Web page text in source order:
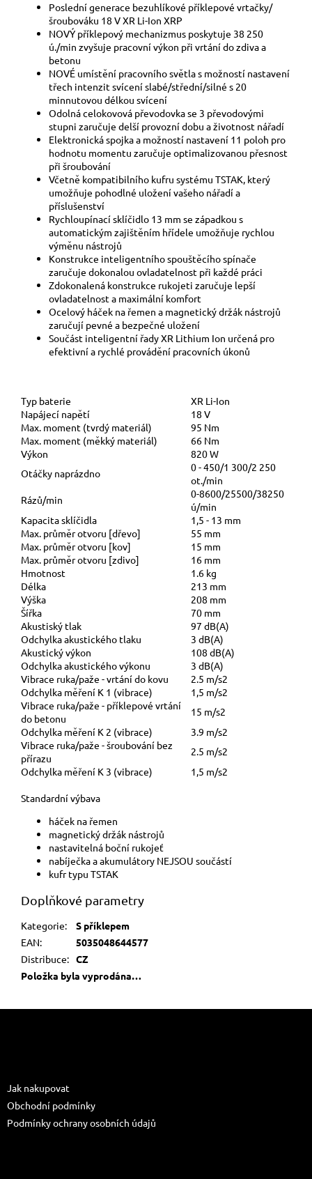
Poslední generace bezuhlíkové příklepové vrtačky/
šroubováku 18 V XR Li-Ion XRP
NOVÝ příklepový mechanizmus poskytuje 38 250
ú./min zvyšuje pracovní výkon při vrtání do zdiva a
betonu
NOVÉ umístění pracovního světla s možností nastavení
třech intenzit svícení slabé/střední/silné s 20
minnutovou délkou svícení
Odolná celokovová převodovka se 3 převodovými
stupni zaručuje delší provozní dobu a životnost nářadí
Elektronická spojka a možností nastavení 11 poloh pro
hodnotu momentu zaručuje optimalizovanou přesnost
při šroubování
Včetně kompatibilního kufru systému TSTAK, který
umožňuje pohodlné uložení vašeho nářadí a
příslušenství
Rychloupínací sklíčidlo 13 mm se západkou s
automatickým zajištěním hřídele umožňuje rychlou
výměnu nástrojů
Konstrukce inteligentního spouštěcího spínače
zaručuje dokonalou ovladatelnost při každé práci
Zdokonalená konstrukce rukojeti zaručuje lepší
ovladatelnost a maximální komfort
Ocelový háček na řemen a magnetický držák nástrojů
zaručují pevné a bezpečné uložení
Součást inteligentní řady XR Lithium Ion určená pro
efektivní a rychlé provádění pracovních úkonů
Typ baterie
XR Li-Ion
Napájecí napětí
18 V
Max. moment (tvrdý materiál)
95 Nm
Max. moment (měkký materiál)
66 Nm
Výkon
820 W
Otáčky naprázdno
0 - 450/1 300/2 250
ot./min
Rázů/min
0-8600/25500/38250
ú/min
Kapacita sklíčidla
1,5 - 13 mm
Max. průměr otvoru [dřevo]
55 mm
Max. průměr otvoru [kov]
15 mm
Max. průměr otvoru [zdivo]
16 mm
Hmotnost
1.6 kg
Délka
213 mm
Výška
208 mm
Šířka
70 mm
Akustiský tlak
97 dB(A)
Odchylka akustického tlaku
3 dB(A)
Akustický výkon
108 dB(A)
Odchylka akustického výkonu
3 dB(A)
Vibrace ruka/paže - vrtání do kovu
2.5 m/s2
Odchylka měření K 1 (vibrace)
1,5 m/s2
Vibrace ruka/paže - příklepové vrtání
do betonu
15 m/s2
Odchylka měření K 2 (vibrace)
3.9 m/s2
Vibrace ruka/paže - šroubování bez
přírazu
2.5 m/s2
Odchylka měření K 3 (vibrace)
1,5 m/s2
Standardní výbava
háček na řemen
magnetický držák nástrojů
nastavitelná boční rukojeť
nabíječka a akumulátory NEJSOU součástí
kufr typu TSTAK
Doplňkové parametry
Kategorie:
S příklepem
EAN:
5035048644577
Distribuce: CZ
Položka byla vyprodána…
Jak nakupovat
Obchodní podmínky
Podmínky ochrany osobních údajů